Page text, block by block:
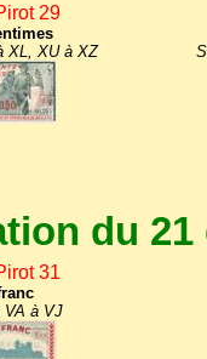
29
XL, XU à XZ
du 21
31
VA à VJ